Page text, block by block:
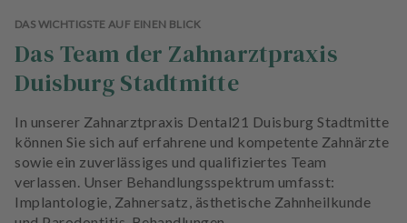
DAS WICHTIGSTE AUF EINEN BLICK
Das Team der Zahnarztpraxis
Duisburg Stadtmitte
In unserer Zahnarztpraxis Dental21 Duisburg Stadtmitte
können Sie sich auf erfahrene und kompetente Zahnärzte
sowie ein zuverlässiges und qualifiziertes Team
verlassen. Unser Behandlungsspektrum umfasst:
Implantologie, Zahnersatz, ästhetische Zahnheilkunde